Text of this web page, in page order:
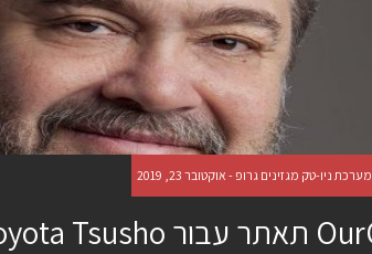
מערכת ניו-טק מגזינים גרופ - אוקטובר 23, 2019